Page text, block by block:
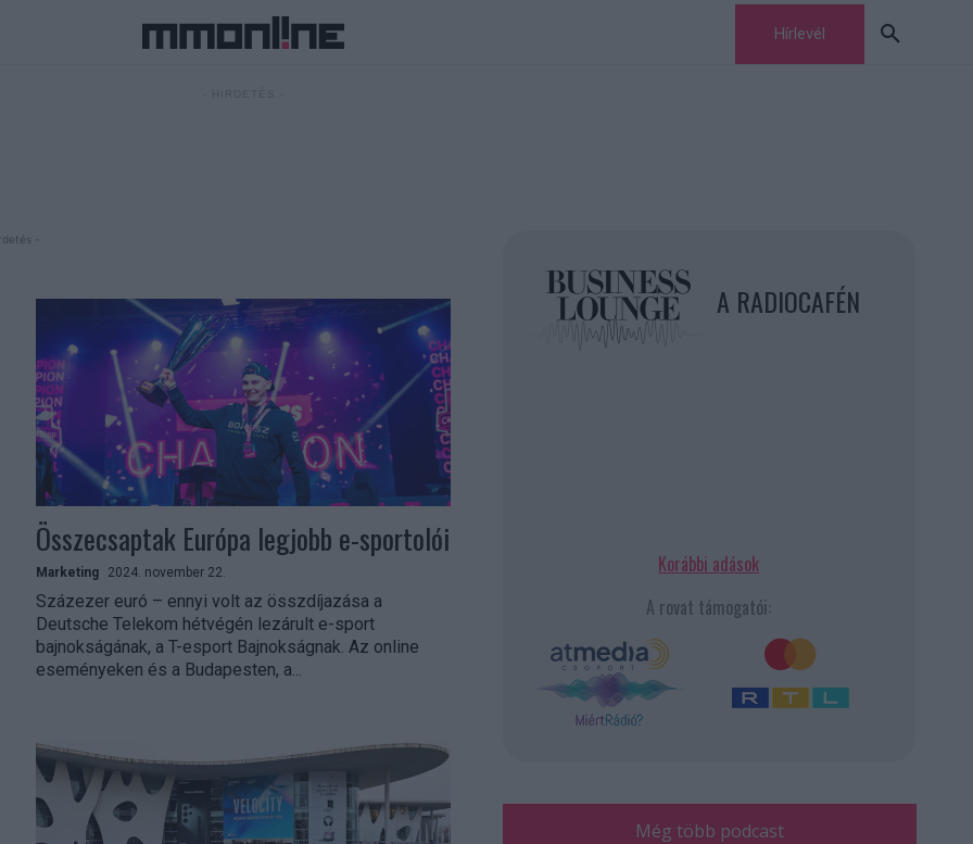
Hírlevél
-
Összecsaptak Európa legjobb e-sportolói
Marketing 2024. november 22.
Százezer euró – ennyi volt az összdíjazása a
Deutsche Telekom hétvégén lezárult e-sport
bajnokságának, a T-esport Bajnokságnak. Az online
eseményeken és a Budapesten, a...
A RADIOCAFÉN
Korábbi adások
A rovat támogatói:
Még több podcast